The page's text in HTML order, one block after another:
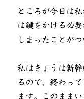
ところが今日は
は鍵をかける必
しまったことが
私はきょうは新
るので、終わっ
ます。このまま